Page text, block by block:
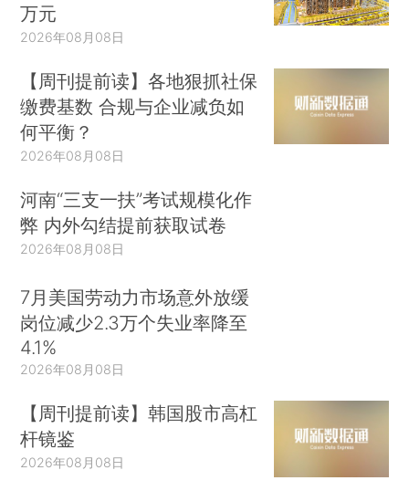
万元
2026年08月08日
【周刊提前读】各地狠抓社保
缴费基数 合规与企业减负如
何平衡？
2026年08月08日
河南“三支一扶”考试规模化作
弊 内外勾结提前获取试卷
2026年08月08日
7月美国劳动力市场意外放缓
岗位减少2.3万个失业率降至
4.1%
2026年08月08日
【周刊提前读】韩国股市高杠
杆镜鉴
2026年08月08日